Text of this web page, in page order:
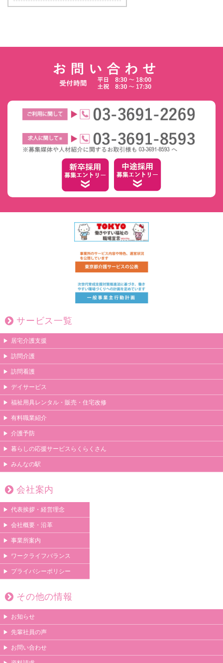
サービス一覧
居宅介護支援
訪問介護
訪問看護
デイサービス
福祉用具レンタル・販売・住宅改修
有料職業紹介
介護予防
暮らしの応援サービスらくらくさん
みんなの駅
会社案内
代表挨拶・経営理念
会社概要・沿革
事業所案内
ワークライフバランス
プライバシーポリシー
その他の情報
お知らせ
先輩社員の声
お問い合わせ